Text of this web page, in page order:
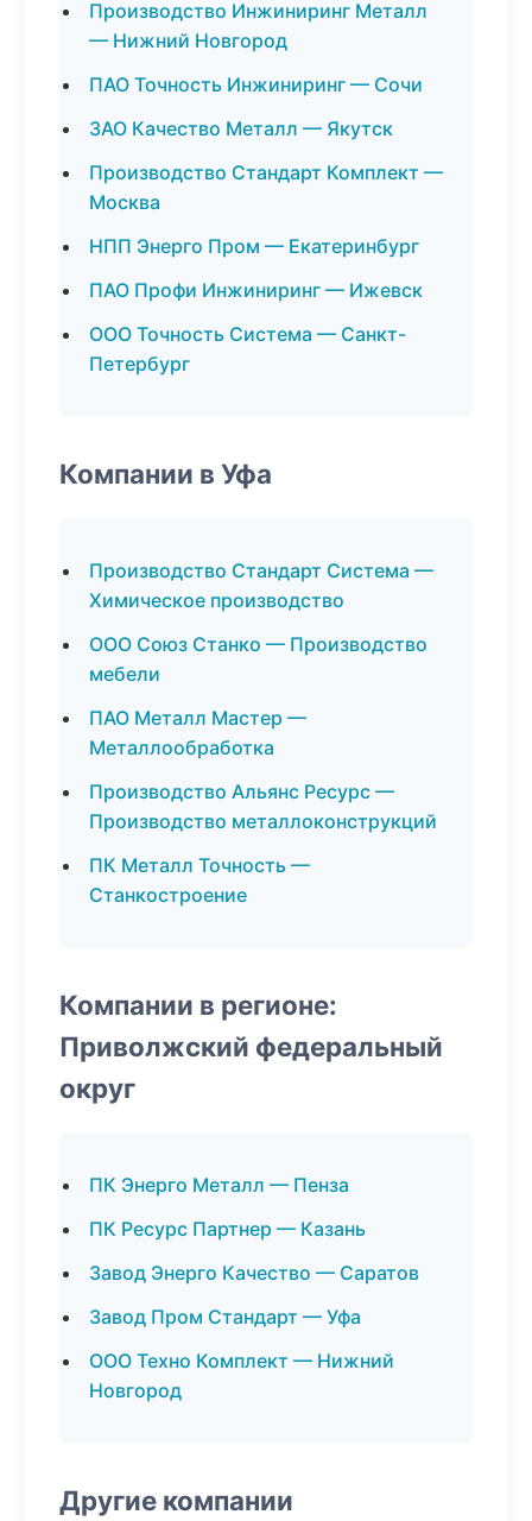
Производство Инжиниринг Металл
— Нижний Новгород
ПАО Точность Инжиниринг — Сочи
ЗАО Качество Металл — Якутск
Производство Стандарт Комплект —
Москва
НПП Энерго Пром — Екатеринбург
ПАО Профи Инжиниринг — Ижевск
ООО Точность Система — Санкт-
Петербург
Компании в Уфа
Производство Стандарт Система —
Химическое производство
ООО Союз Станко — Производство
мебели
ПАО Металл Мастер —
Металлообработка
Производство Альянс Ресурс —
Производство металлоконструкций
ПК Металл Точность —
Станкостроение
Компании в регионе:
Приволжский федеральный
округ
ПК Энерго Металл — Пенза
ПК Ресурс Партнер — Казань
Завод Энерго Качество — Саратов
Завод Пром Стандарт — Уфа
ООО Техно Комплект — Нижний
Новгород
Другие компании